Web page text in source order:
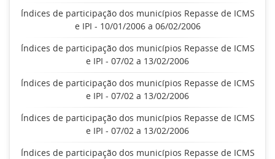
Índices de participação dos municípios Repasse de ICMS
e IPI - 10/01/2006 a 06/02/2006
Índices de participação dos municípios Repasse de ICMS
e IPI - 07/02 a 13/02/2006
Índices de participação dos municípios Repasse de ICMS
e IPI - 07/02 a 13/02/2006
Índices de participação dos municípios Repasse de ICMS
e IPI - 07/02 a 13/02/2006
Índices de participação dos municípios Repasse de ICMS